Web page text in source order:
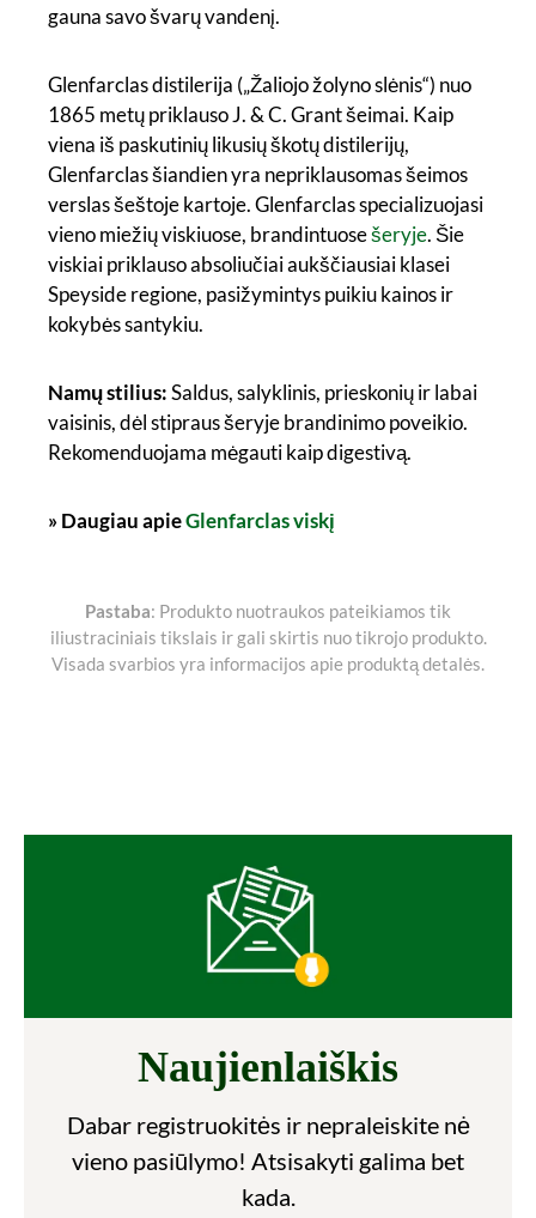
gauna savo švarų vandenį.
Glenfarclas distilerija („Žaliojo žolyno slėnis“) nuo
1865 metų priklauso J. & C. Grant šeimai. Kaip
viena iš paskutinių likusių škotų distilerijų,
Glenfarclas šiandien yra nepriklausomas šeimos
verslas šeštoje kartoje. Glenfarclas specializuojasi
vieno miežių viskiuose, brandintuosešeryje. Šie
viskiai priklauso absoliučiai aukščiausiai klasei
Speyside regione, pasižymintys puikiu kainos ir
kokybės santykiu.
Namų stilius:Saldus, salyklinis, prieskonių ir labai
vaisinis, dėl stipraus šeryje brandinimo poveikio.
Rekomenduojama mėgauti kaip digestivą.
» Daugiau apieGlenfarclas viskį
Pastaba: Produkto nuotraukos pateikiamos tik
iliustraciniais tikslais ir gali skirtis nuo tikrojo produkto.
Visada svarbios yra informacijos apie produktą detalės.
Naujienlaiškis
Dabar registruokitės ir nepraleiskite nė
vieno pasiūlymo! Atsisakyti galima bet
kada.